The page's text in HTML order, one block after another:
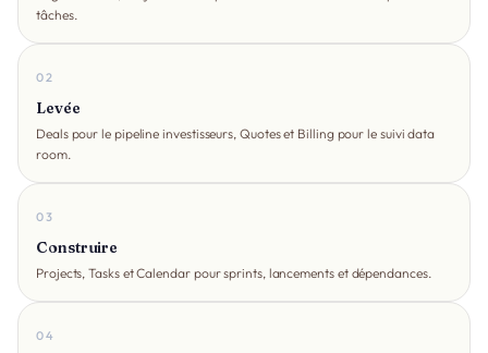
tâches.
02
Levée
Deals pour le pipeline investisseurs, Quotes et Billing pour le suivi data
room.
03
Construire
Projects, Tasks et Calendar pour sprints, lancements et dépendances.
04